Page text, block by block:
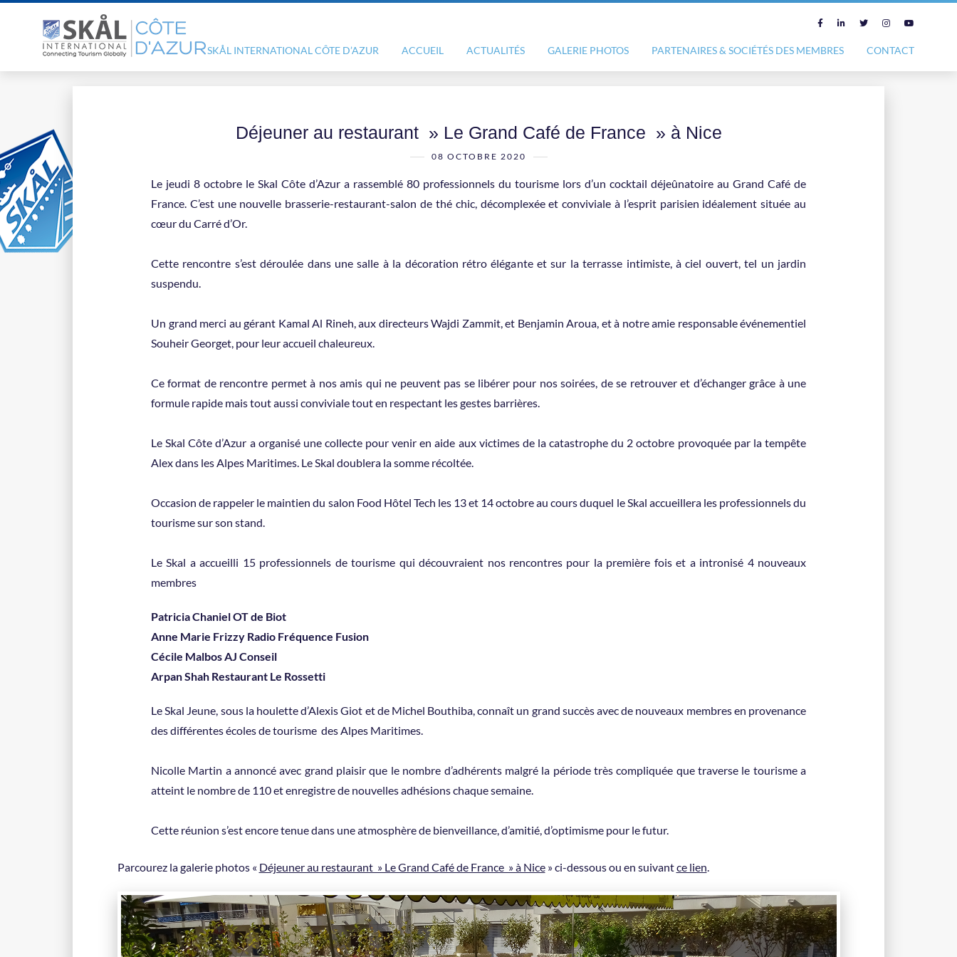
SKÅL INTERNATIONAL CÔTE D’AZUR ACCUEIL ACTUALITÉS GALERIE PHOTOS PARTENAIRES & SOCIÉTÉS DES MEMBRES CONTACT
Déjeuner au restaurant » Le Grand Café de France » à Nice
08 OCTOBRE 2020
Le jeudi 8 octobre le Skal Côte d’Azur a rassemblé 80 professionnels du tourisme lors d’un cocktail déjeûnatoire au Grand Café de
France. C’est une nouvelle brasserie-restaurant-salon de thé chic, décomplexée et conviviale à l’esprit parisien idéalement située au
cœur du Carré d’Or.
Cette rencontre s’est déroulée dans une salle à la décoration rétro élégante et sur la terrasse intimiste, à ciel ouvert, tel un jardin
suspendu.
Un grand merci au gérant Kamal Al Rineh, aux directeurs Wajdi Zammit, et Benjamin Aroua, et à notre amie responsable événementiel
Souheir Georget, pour leur accueil chaleureux.
Ce format de rencontre permet à nos amis qui ne peuvent pas se libérer pour nos soirées, de se retrouver et d’échanger grâce à une
formule rapide mais tout aussi conviviale tout en respectant les gestes barrières.
Le Skal Côte d’Azur a organisé une collecte pour venir en aide aux victimes de la catastrophe du 2 octobre provoquée par la tempête
Alex dans les Alpes Maritimes. Le Skal doublera la somme récoltée.
Occasion de rappeler le maintien du salon Food Hôtel Tech les 13 et 14 octobre au cours duquel le Skal accueillera les professionnels du
tourisme sur son stand.
Le Skal a accueilli 15 professionnels de tourisme qui découvraient nos rencontres pour la première fois et a intronisé 4 nouveaux
membres
Patricia Chaniel OT de Biot
Anne Marie Frizzy Radio Fréquence Fusion
Cécile Malbos AJ Conseil
Arpan Shah Restaurant Le Rossetti
Le Skal Jeune, sous la houlette d’Alexis Giot et de Michel Bouthiba, connaît un grand succès avec de nouveaux membres en provenance
des différentes écoles de tourisme des Alpes Maritimes.
Nicolle Martin a annoncé avec grand plaisir que le nombre d’adhérents malgré la période très compliquée que traverse le tourisme a
atteint le nombre de 110 et enregistre de nouvelles adhésions chaque semaine.
Cette réunion s’est encore tenue dans une atmosphère de bienveillance, d’amitié, d’optimisme pour le futur.
Parcourez la galerie photos « Déjeuner au restaurant » Le Grand Café de France » à Nice» ci-dessous ou en suivantce lien.